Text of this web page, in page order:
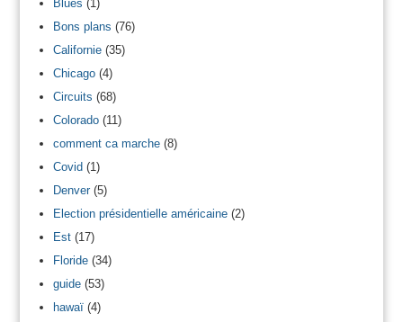
Blues (1)
Bons plans (76)
Californie(35)
Chicago(4)
Circuits (68)
Colorado(11)
comment ca marche(8)
Covid(1)
Denver(5)
Election présidentielle américaine(2)
Est(17)
Floride(34)
guide(53)
hawaï(4)